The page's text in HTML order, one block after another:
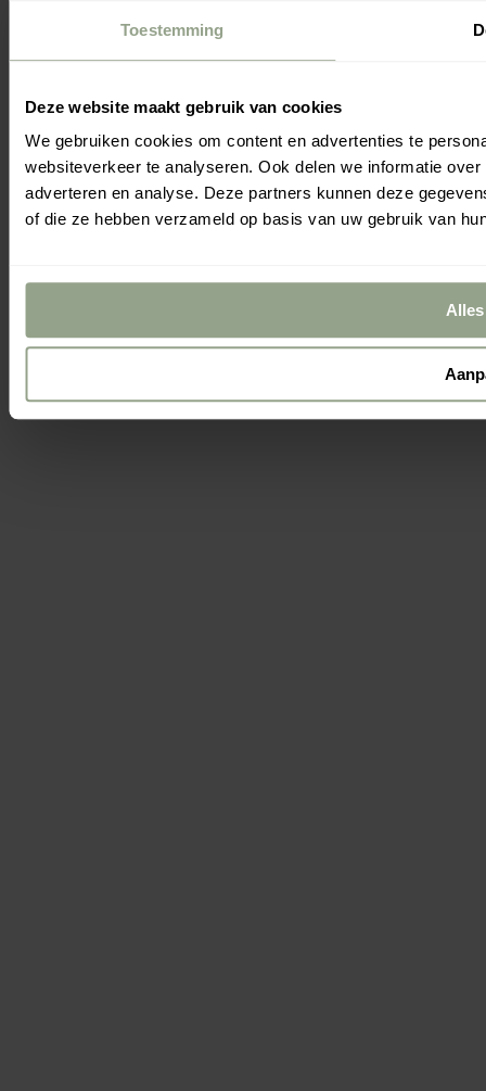
Toestemming
Deze website maakt gebruik van cookies
We gebruiken cookies om content en advertenties te
websiteverkeer te analyseren. Ook delen we informatie
adverteren en analyse. Deze partners kunnen deze
of die ze hebben verzameld op basis van uw gebruik van